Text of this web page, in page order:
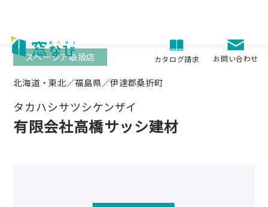
content
カタログ請求 お問い合わせ
北海道・東北／福島県／伊達郡桑折町
タカハシサツシケンザイ
有限会社高橋サッシ建材
スペーシア取扱店